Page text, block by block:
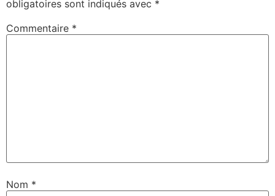
obligatoires sont indiqués avec *
Commentaire *
Nom *